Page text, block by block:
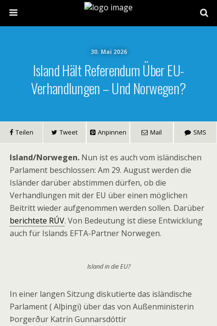
30. Mai 2026
Island Hält Referendum Über EU-
Verhandlungen – Und Norwegen?
Teilen Tweet Anpinnen Mail SMS
Island/Norwegen. Nun ist es auch vom isländischen
Parlament beschlossen: Am 29. August werden die
Isländer darüber abstimmen dürfen, ob die
Verhandlungen mit der EU über einen möglichen
Beitritt wieder aufgenommen werden sollen. Darüber
berichtete RÚV. Von Bedeutung ist diese Entwicklung
auch für Islands EFTA-Partner Norwegen.
Island in die EU?
In einer langen Sitzung diskutierte das isländische
Parlament ( Alþingi) über das von Außenministerin
Þorgerður Katrín Gunnarsdóttir